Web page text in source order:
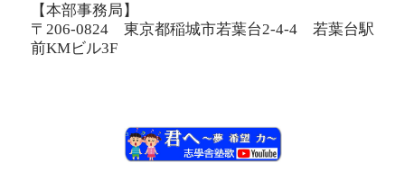
【本部事務局】
〒206-0824 東京都稲城市若葉台2-4-4 若葉台駅
前KMビル3F